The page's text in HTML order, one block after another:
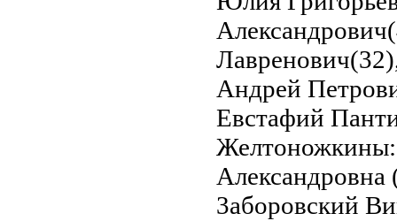
Андрей
Евстафий
3аборовский